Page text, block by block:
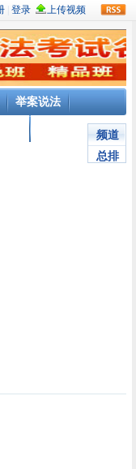
举案说法
频道
总排